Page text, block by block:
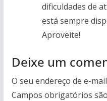
dificuldades de
está sempre
Aproveite!
Deixe um
O seu endereço de e-
Campos obrigatórios